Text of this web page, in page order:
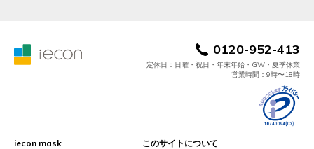
0120-952-413
定休日：日曜・祝日・年末年始・GW・夏季休業
営業時間：9時〜18時
iecon mask
このサイトについて